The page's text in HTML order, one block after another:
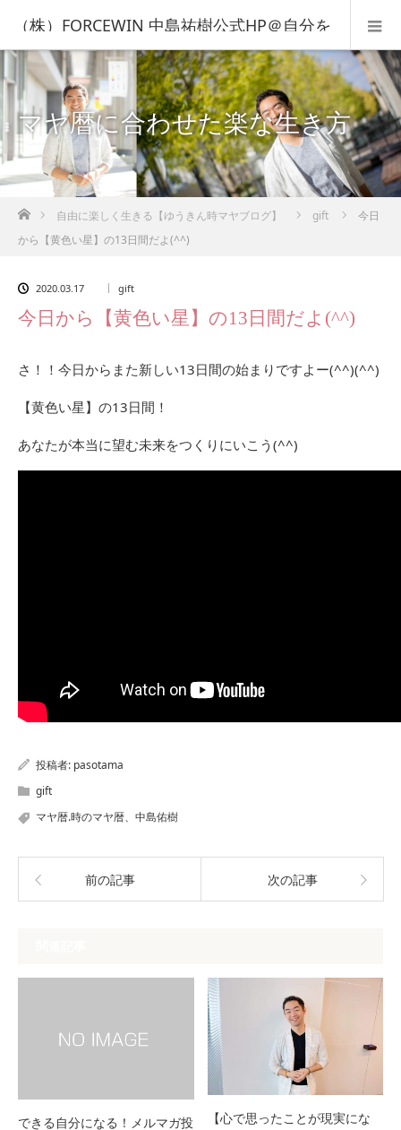
（株）FORCEWIN 中島祐樹公式HP＠自分を
知って人生を変える！
マヤ暦に合わせた楽な生き方
ホーム自由に楽しく生きる【ゆうきん時マヤブログ】 gift
今日
から【黄色い星】の13日間だよ(^^)
2020.03.17 gift
今日から【黄色い星】の13日間だよ(^^)
さ！！今日からまた新しい13日間の始まりですよー(^^)(^^)
【黄色い星】の13日間！
あなたが本当に望む未来をつくりにいこう(^^)
投稿者: pasotama
gift
マヤ暦.時のマヤ暦、中島佑樹
前の記事 次の記事
できる自分になる！メルマガ投
【心で思ったことが現実にな